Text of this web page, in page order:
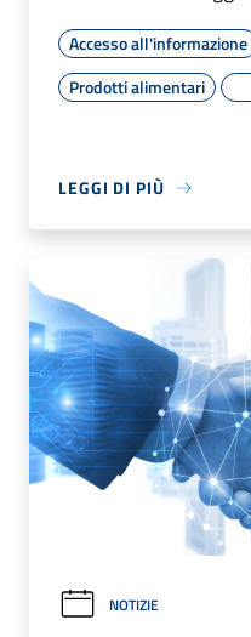
Accesso all'informazione
Prodotti alimentari
LEGGI DI PIÙ
NOTIZIE